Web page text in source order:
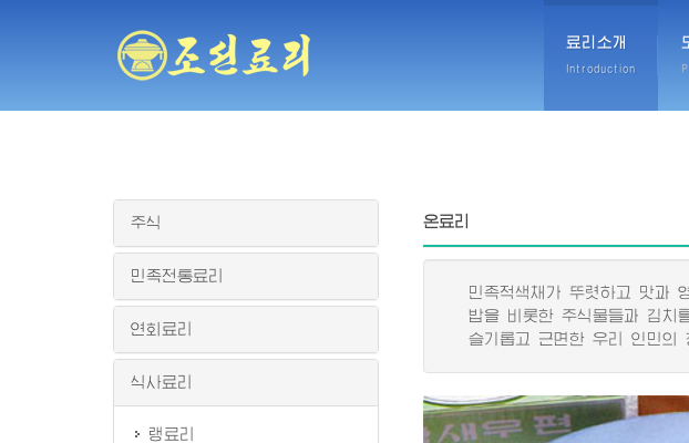
료리소개
Introduction
온료리
민족적색채가 뚜렷하고 맛과
밥을 비롯한 주식물들과 김치
슬기롭고 근면한 우리 인민의
주식
민족전통료리
연회료리
식사료리
랭료리